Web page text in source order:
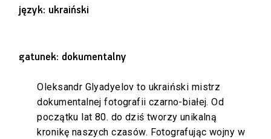
język: ukraiński
gatunek: dokumentalny
Oleksandr Glyadyelov to ukraiński mistrz
dokumentalnej fotografii czarno-białej. Od
początku lat 80. do dziś tworzy unikalną
kronikę naszych czasów. Fotografując wojny w